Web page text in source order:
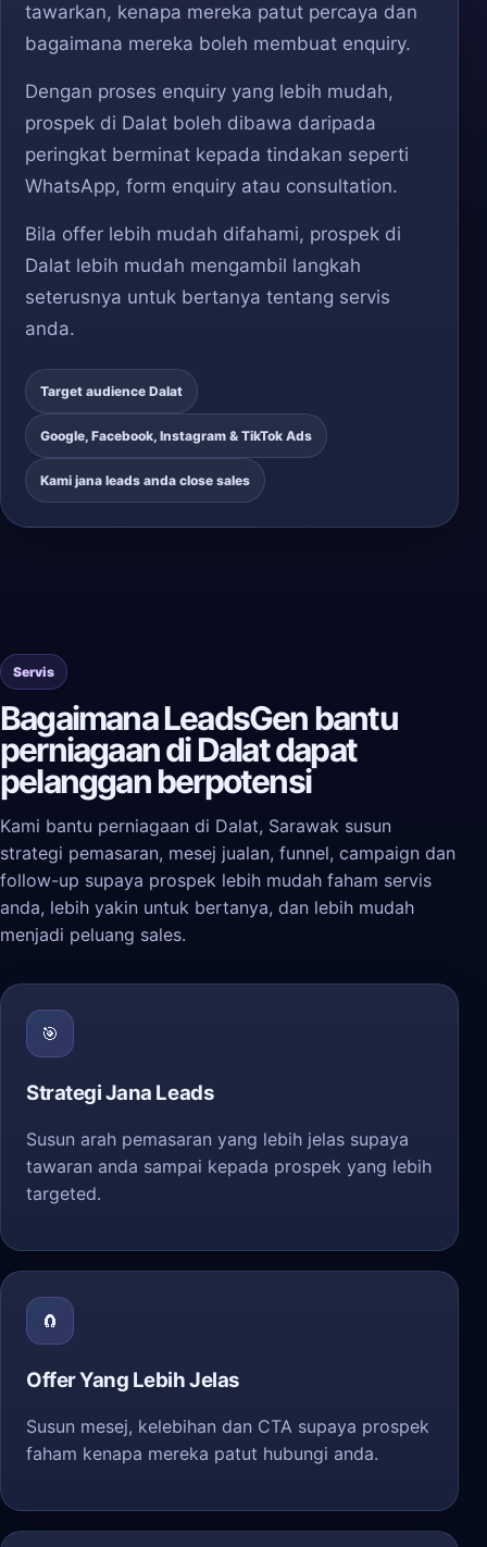
tawarkan, kenapa mereka patut percaya dan
bagaimana mereka boleh membuat enquiry.
Dengan proses enquiry yang lebih mudah,
prospek di Dalat boleh dibawa daripada
peringkat berminat kepada tindakan seperti
WhatsApp, form enquiry atau consultation.
Bila offer lebih mudah difahami, prospek di
Dalat lebih mudah mengambil langkah
seterusnya untuk bertanya tentang servis
anda.
Target audience Dalat
Google, Facebook, Instagram & TikTok Ads
Kami jana leads anda close sales
Servis
Bagaimana LeadsGen bantu
perniagaan di Dalat dapat
pelanggan berpotensi
Kami bantu perniagaan di Dalat, Sarawak susun
strategi pemasaran, mesej jualan, funnel, campaign dan
follow-up supaya prospek lebih mudah faham servis
anda, lebih yakin untuk bertanya, dan lebih mudah
menjadi peluang sales.
🎯
Strategi Jana Leads
Susun arah pemasaran yang lebih jelas supaya
tawaran anda sampai kepada prospek yang lebih
targeted.
🧲
Offer Yang Lebih Jelas
Susun mesej, kelebihan dan CTA supaya prospek
faham kenapa mereka patut hubungi anda.